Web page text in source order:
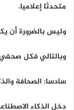
متحدثا إعلاميا.
وليس بالضرورة أن
وبالتالي فكل
سادسا: الصحافة
دخل الذكاء